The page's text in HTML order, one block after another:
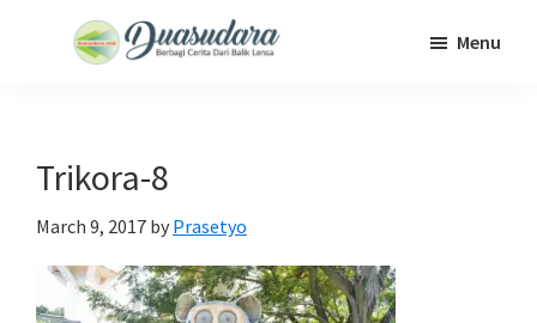
Balik
Lensa
Menu
Trikora-8
March 9, 2017 by Prasetyo